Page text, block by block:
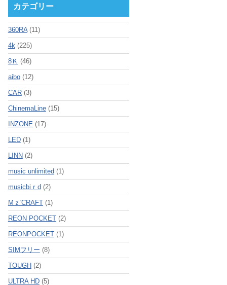
カテゴリー
360RA(11)
4k (225)
8Ｋ (46)
aibo(12)
CAR(3)
ChinemaLine(15)
INZONE (17)
LED(1)
LINN (2)
music unlimited (1)
musicbiｒd (2)
Mｚ'CRAFT(1)
REON POCKET(2)
REONPOCKET(1)
SIMフリー (8)
TOUGH (2)
ULTRA HD(5)